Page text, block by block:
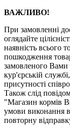
ВАЖЛИВО!
При замовленні
оглядайте
наявність всього
пошкодження
замовленого Вами
кур'єрській
присутності
Також слід
"Магазин кормів
умови виконання
повторну